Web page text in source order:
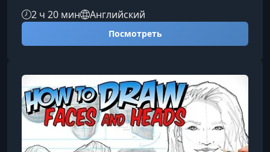
сможете передавать свои эмоции,
впечатления и атмосферу места так, как не
сделает ни одна фотография. Этот курс
привычкой, а не разовой попыткой.Что вас
ждёт на курсеВы узнаете, как работать с
ограниченным набором материалов,
извлекать макс
2 ч 20 мин Английский
Посмотреть